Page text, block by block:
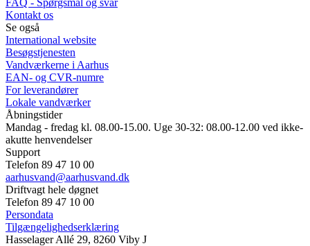
Kontakt os
Se også
International website
Besøgstjenesten
Vandværkerne i Aarhus
EAN- og CVR-numre
For leverandører
Lokale vandværker
Åbningstider
Mandag - fredag kl. 08.00-15.00. Uge 30-32: 08.00-12.00 ved ikke-
akutte henvendelser
Support
Telefon 89 47 10 00
aarhusvand@aarhusvand.dk
Driftvagt hele døgnet
Telefon 89 47 10 00
Persondata
Tilgængelighedserklæring
Hasselager Allé 29, 8260 Viby J